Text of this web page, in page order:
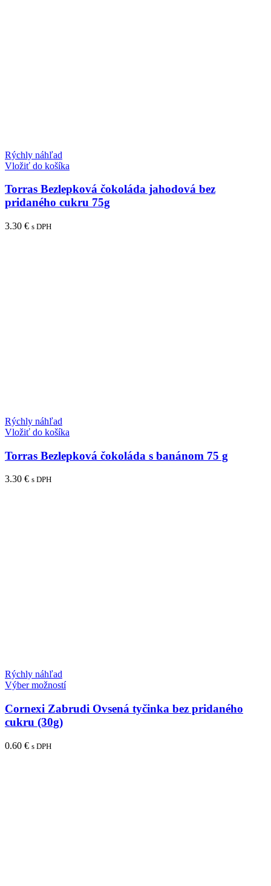
Rýchly náhľad
Vložiť do košíka
Torras Bezlepková čokoláda jahodová bez
pridaného cukru 75g
3.30 € s DPH
Rýchly náhľad
Vložiť do košíka
Torras Bezlepková čokoláda s banánom 75 g
3.30 € s DPH
Rýchly náhľad
Výber možnostíTento
má
viacero
Cornexi Zabrudi Ovsená tyčinka bez pridaného
cukru (30g)
0.60 € s DPH